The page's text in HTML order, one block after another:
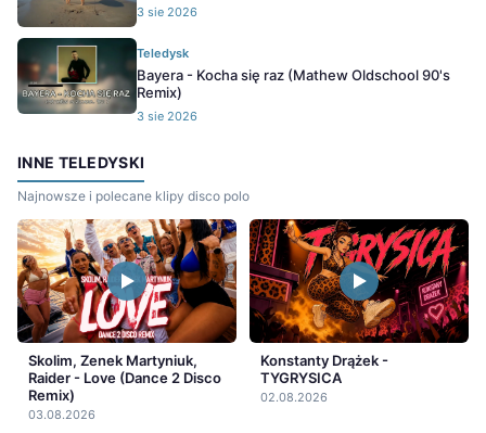
3 sie 2026
Teledysk
Bayera - Kocha się raz (Mathew Oldschool 90's
Remix)
3 sie 2026
INNE TELEDYSKI
Najnowsze i polecane klipy disco polo
Skolim, Zenek Martyniuk,
Raider - Love (Dance 2 Disco
Remix)
03.08.2026
Konstanty Drążek -
TYGRYSICA
02.08.2026